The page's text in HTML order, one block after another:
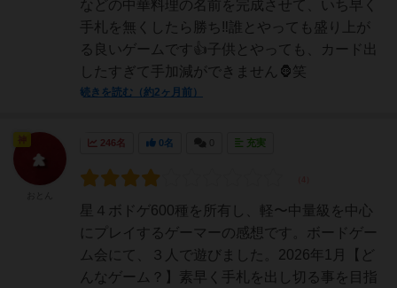
などの中華料理の名前を完成させて、いち早く
手札を無くしたら勝ち‼️誰とやっても盛り上が
る良いゲームです👍子供とやっても、カード出
したすぎて手加減ができません🦍笑
続きを読む（約2ヶ月前）
246名 0名 充実
星４ボドゲ600種を所有し、軽〜中量級を中心
にプレイするゲーマーの感想です。ボードゲー
ム会にて、３人で遊びました。2026年1月【ど
んなゲーム？】素早く手札を出し切る事を目指